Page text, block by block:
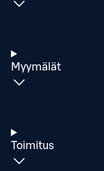
Myymälät
Toimitus